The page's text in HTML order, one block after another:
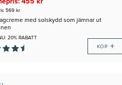
455 kr
569 kr
med solskydd som jämnar ut
20% RABATT
KÖP +